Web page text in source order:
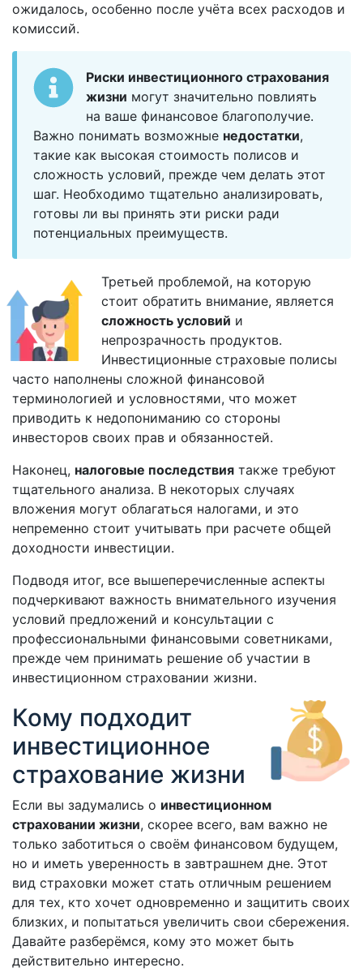
ожидалось, особенно после учёта всех расходов и
комиссий.
Риски инвестиционного страхования
жизни могут значительно повлиять
на ваше финансовое благополучие.
Важно понимать возможные недостатки,
такие как высокая стоимость полисов и
сложность условий, прежде чем делать этот
шаг. Необходимо тщательно анализировать,
готовы ли вы принять эти риски ради
потенциальных преимуществ.
Третьей проблемой, на которую
стоит обратить внимание, является
сложность условий и
непрозрачность продуктов.
Инвестиционные страховые полисы
часто наполнены сложной финансовой
терминологией и условностями, что может
приводить к недопониманию со стороны
инвесторов своих прав и обязанностей.
Наконец, налоговые последствия также требуют
тщательного анализа. В некоторых случаях
вложения могут облагаться налогами, и это
непременно стоит учитывать при расчете общей
доходности инвестиции.
Подводя итог, все вышеперечисленные аспекты
подчеркивают важность внимательного изучения
условий предложений и консультации с
профессиональными финансовыми советниками,
прежде чем принимать решение об участии в
инвестиционном страховании жизни.
Кому подходит
инвестиционное
страхование жизни
Если вы задумались о инвестиционном
страховании жизни, скорее всего, вам важно не
только заботиться о своём финансовом будущем,
но и иметь уверенность в завтрашнем дне. Этот
вид страховки может стать отличным решением
для тех, кто хочет одновременно и защитить своих
близких, и попытаться увеличить свои сбережения.
Давайте разберёмся, кому это может быть
действительно интересно.